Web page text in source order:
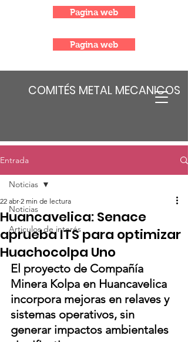
COMITÉS METAL MECANICOS
Pagina web
Pagina web
Entrada
Noticias
Articulos de interés
Noticias
Huancavelica: Senace
aprueba ITS para optimizar
Huachocolpa Uno
22 abr 2 min de lectura
El proyecto de Compañía
Minera Kolpa en Huancavelica
incorpora mejoras en relaves y
sistemas operativos, sin
generar impactos ambientales